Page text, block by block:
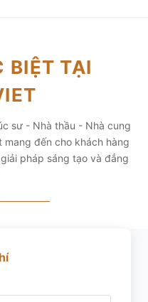
TẠI
sư - Nhà thầu - Nhà cung
đến cho khách hàng
pháp sáng tạo và đẳng